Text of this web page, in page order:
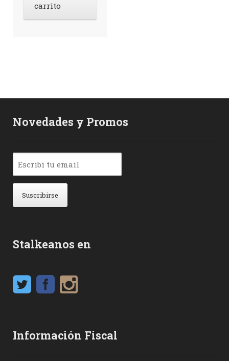
carrito
Novedades y Promos
Stalkeanos en
Información Fiscal